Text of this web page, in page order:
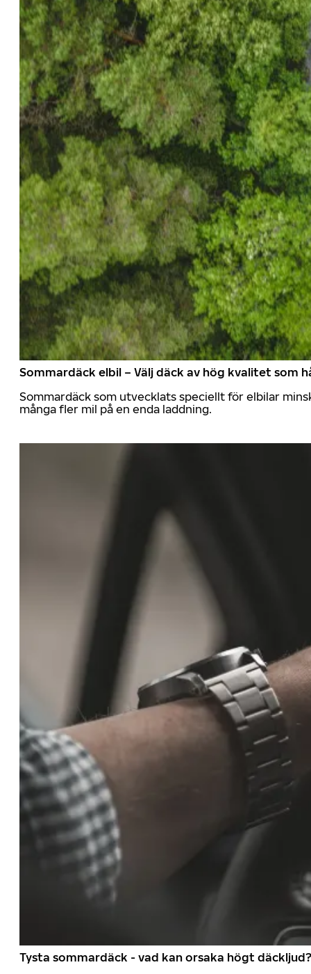
Sommardäck elbil – Välj däck av hög kvalitet som
Sommardäck som utvecklats speciellt för elbilar
många fler mil på en enda laddning.
Tysta sommardäck - vad kan orsaka högt däckljud?